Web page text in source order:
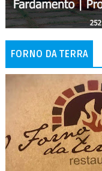
FORNO DA TERRA